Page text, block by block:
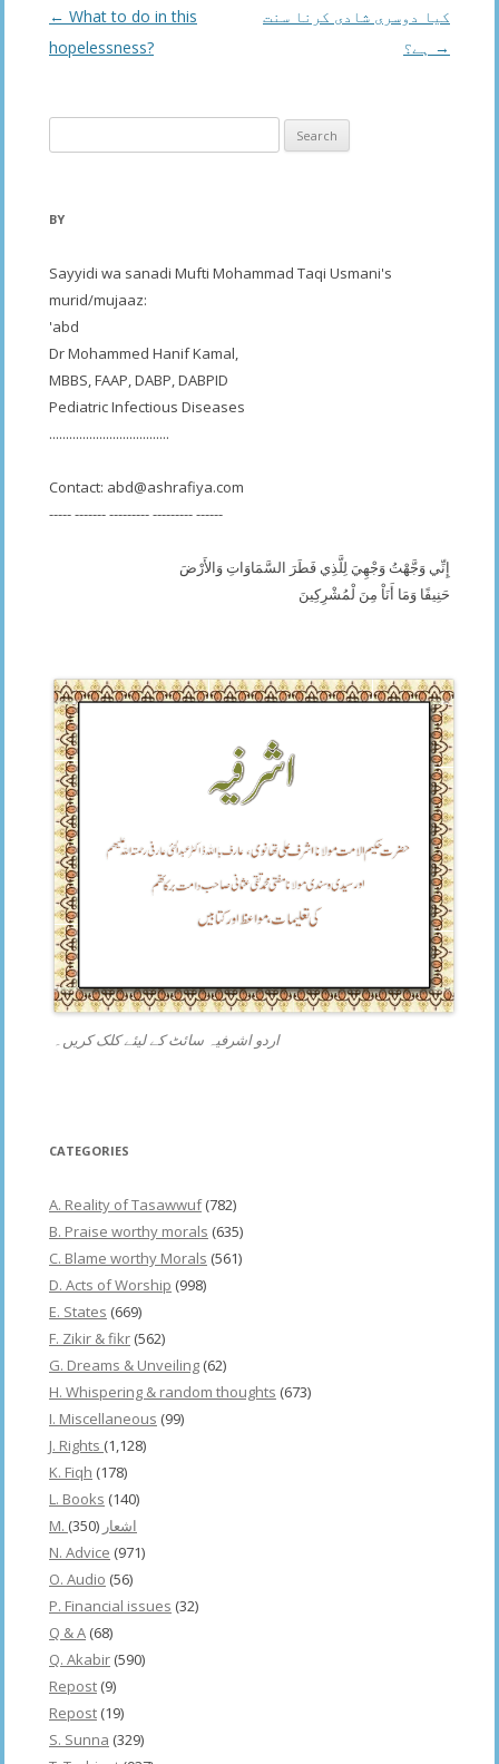
Post
navigation
← What to do in this
hopelessness?
کیا دوسری شادی کرنا سنت
→
for:
BY
Sayyidi wa sanadi Mufti Mohammad Taqi Usmani's
murid/mujaaz:
'abd
Dr Mohammed Hanif Kamal,
MBBS, FAAP, DABP, DABPID
Pediatric Infectious Diseases
....................................
Contact: abd@ashrafiya.com
----- ------- --------- --------- ------
إِنِّي وَجَّهْتُ وَجْهِيَ لِلَّذِي فَطَرَ السَّمَاوَاتِ وَالأَرْضَ
حَنِيفًا وَمَا أَنَاْ مِنَ لْمُشْرِكِينَ
اردو اشرفیہ سائٹ کے لیئے کلک کریں۔
CATEGORIES
A. Reality of Tasawwuf(782)
B. Praise worthy morals (635)
C. Blame worthy Morals (561)
D. Acts of Worship (998)
E. States (669)
F. Zikir & fikr (562)
G. Dreams & Unveiling (62)
H. Whispering & random thoughts (673)
I. Miscellaneous (99)
J. Rights (1,128)
K. Fiqh (178)
L. Books (140)
M. اشعار (350)
N. Advice (971)
O. Audio (56)
P. Financial issues (32)
Q & A (68)
Q. Akabir (590)
Repost (9)
Repost (19)
S. Sunna (329)